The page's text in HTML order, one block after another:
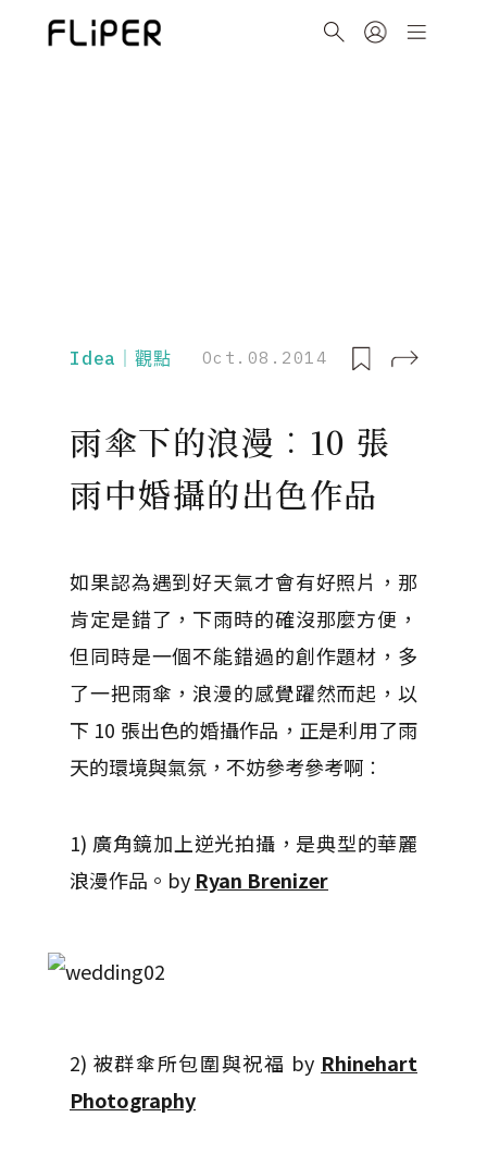
Idea｜觀點 Oct.08.2014
雨傘下的浪漫︰10 張
雨中婚攝的出色作品
如果認為遇到好天氣才會有好照片，那
肯定是錯了，下雨時的確沒那麼方便，
但同時是一個不能錯過的創作題材，多
了一把雨傘，浪漫的感覺躍然而起，以
下 10 張出色的婚攝作品，正是利用了雨
天的環境與氣氛，不妨參考參考啊︰
1) 廣角鏡加上逆光拍攝，是典型的華麗
浪漫作品。by Ryan Brenizer
2) 被群傘所包圍與祝福 by Rhinehart
Photography